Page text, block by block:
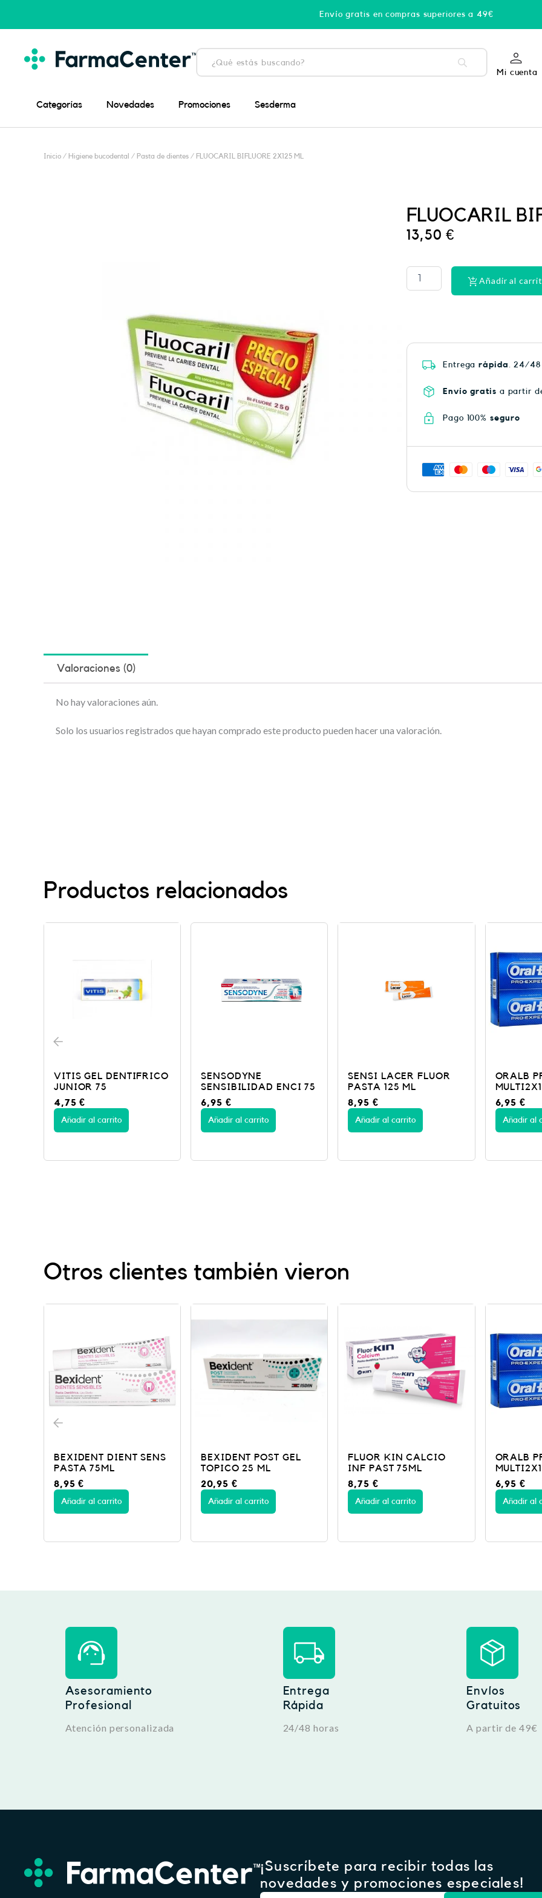
Envío gratis en compras superiores a 49€
Búsqueda
productos
Mi cuenta
Categorías Novedades Promociones Sesderma
Inicio / Higiene bucodental / Pasta de dientes / FLUOCARIL BIFLUORE 2X125 ML
FLUOCARIL
13,50€
ULTRA
HEAT
PLUS
Añadir al
Entregarápida . 24/
Envío gratis a partir
Pago 100% seguro
Valoraciones (0)
No hay valoraciones aún.
Solo los usuarios registrados que hayan comprado este producto pueden hacer una valoración.
Productos relacionados
SENSODYNE
SENSIBILIDAD ENCI 75
6,95 €
Añadir al carrito
SENSI LACER FLUOR
PASTA 125 ML
8,95 €
Añadir al carrito
ORALB PROEX PASTA
MULTI2X100ML
6,95 €
Añadir al carrito
FLUOR
FRESA
8,50€
Añadir al
Otros clientes también vieron
BEXIDENT POST GEL
TOPICO 25 ML
20,95
Añadir al carrito
FLUOR KIN CALCIO
INF PAST 75ML
8,75€
Añadir al carrito
ORALB PROEX PASTA
MULTI2X100ML
6,95 €
Añadir al carrito
DENTAL
8,95 €
Añadir al
Asesoramiento
Profesional
Atención personalizada
Entrega
Rápida
24/48 horas
Envíos
Gratuitos
A partir de 49€
¡Suscríbete para recibir todas las
novedades y promociones especiales!